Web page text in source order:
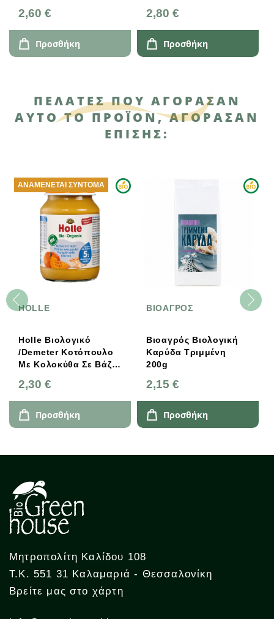
2,60 €
Προσθήκη
2,80 €
Προσθήκη
ΠΕΛΆΤΕΣ ΠΟΥ ΑΓΌΡΑΣΑΝ
ΑΥΤΌ ΤΟ ΠΡΟΪΌΝ, ΑΓΌΡΑΣΑΝ
ΕΠΊΣΗΣ:
HOLLE
Holle Βιολογικό
/Demeter Κοτόπουλο
Με Κολοκύθα Σε Βάζο
2,30 €
ΑΝΑΜΈΝΕΤΑΙ ΣΎΝΤΟΜΑ
Προσθήκη
ΒΙΟΑΓΡΟΣ
Βιοαγρός Βιολογική
Καρύδα Τριμμένη
200g
2,15 €
Προσθήκη
Μητροπολίτη Καλίδου 108
Τ.Κ. 551 31 Καλαμαριά - Θεσσαλονίκη
Βρείτε μας στο χάρτη